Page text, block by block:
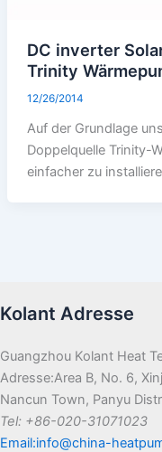
DC inverter
Trinity
12/26/2014
Auf der Grundlage
Doppelquelle Trinity-
einfacher zu
Kolant Adresse
Guangzhou Kolant Heat
Adresse:Area B, No. 6,
Nancun Town, Panyu
Tel: +86-020-31071023
Email:info@china-